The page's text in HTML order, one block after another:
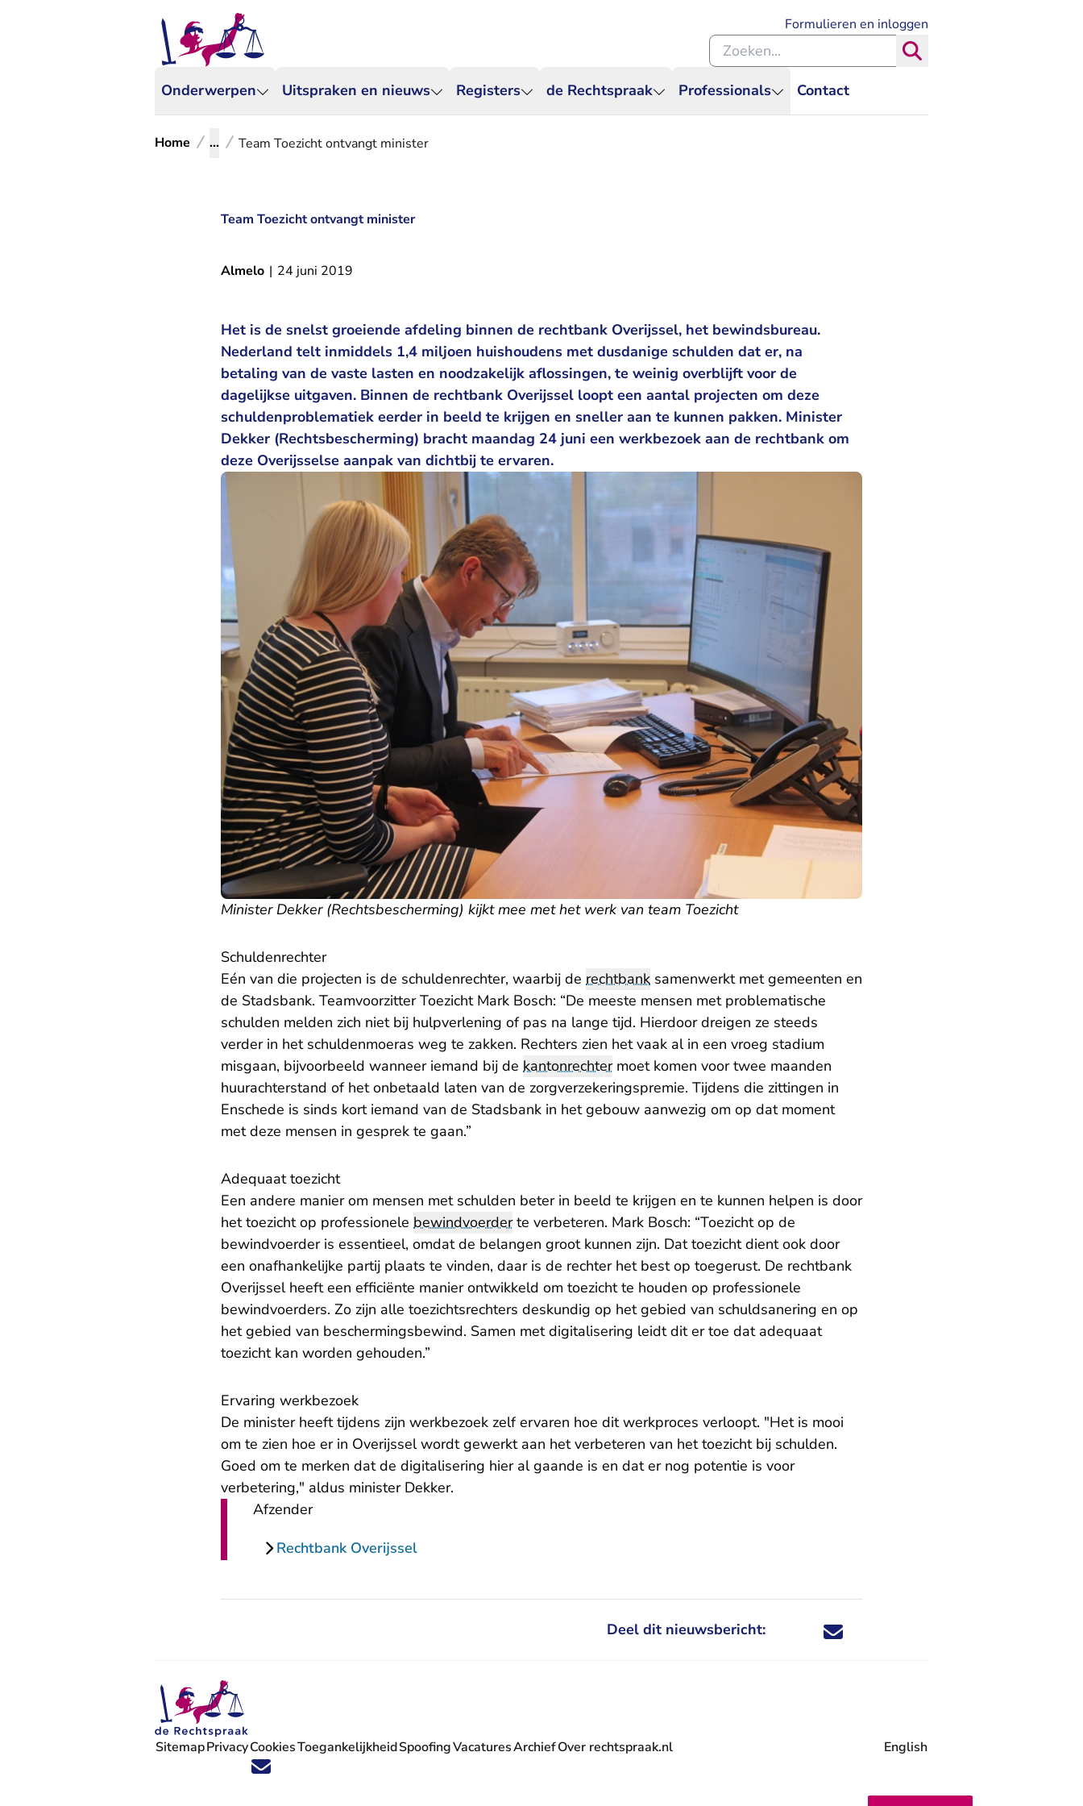
Onderwerpen Uitspraken en nieuws Registers de Rechtspraak Professionals Contact
Formulieren en inloggen
Zoeken binnen de Rechtspraak
Home ... Team Toezicht ontvangt minister
Team Toezicht ontvangt minister
Almelo | 24 juni 2019
Het is de snelst groeiende afdeling binnen de rechtbank Overijssel, het bewindsbureau.
Nederland telt inmiddels 1,4 miljoen huishoudens met dusdanige schulden dat er, na
betaling van de vaste lasten en noodzakelijk aflossingen, te weinig overblijft voor de
dagelijkse uitgaven. Binnen de rechtbank Overijssel loopt een aantal projecten om deze
schuldenproblematiek eerder in beeld te krijgen en sneller aan te kunnen pakken. Minister
Dekker (Rechtsbescherming) bracht maandag 24 juni een werkbezoek aan de rechtbank om
deze Overijsselse aanpak van dichtbij te ervaren.
Minister Dekker (Rechtsbescherming) kijkt mee met het werk van team Toezicht
Schuldenrechter
Eén van die projecten is de schuldenrechter, waarbij de rechtbank samenwerkt met gemeenten en
de Stadsbank. Teamvoorzitter Toezicht Mark Bosch: “De meeste mensen met problematische
schulden melden zich niet bij hulpverlening of pas na lange tijd. Hierdoor dreigen ze steeds
verder in het schuldenmoeras weg te zakken. Rechters zien het vaak al in een vroeg stadium
misgaan, bijvoorbeeld wanneer iemand bij de kantonrechtermoet komen voor twee maanden
huurachterstand of het onbetaald laten van de zorgverzekeringspremie. Tijdens die zittingen in
Enschede is sinds kort iemand van de Stadsbank in het gebouw aanwezig om op dat moment
met deze mensen in gesprek te gaan.”
Adequaat toezicht
Een andere manier om mensen met schulden beter in beeld te krijgen en te kunnen helpen is door
het toezicht op professionele bewindvoerderte verbeteren. Mark Bosch: “Toezicht op de
bewindvoerder is essentieel, omdat de belangen groot kunnen zijn. Dat toezicht dient ook door
een onafhankelijke partij plaats te vinden, daar is de rechter het best op toegerust. De rechtbank
Overijssel heeft een efficiënte manier ontwikkeld om toezicht te houden op professionele
bewindvoerders. Zo zijn alle toezichtsrechters deskundig op het gebied van schuldsanering en op
het gebied van beschermingsbewind. Samen met digitalisering leidt dit er toe dat adequaat
toezicht kan worden gehouden.”
Ervaring werkbezoek
De minister heeft tijdens zijn werkbezoek zelf ervaren hoe dit werkproces verloopt. "Het is mooi
om te zien hoe er in Overijssel wordt gewerkt aan het verbeteren van het toezicht bij schulden.
Goed om te merken dat de digitalisering hier al gaande is en dat er nog potentie is voor
verbetering," aldus minister Dekker.
Afzender
Rechtbank Overijssel
Deel dit nieuwsbericht: Deel dit nieuwsbericht via X - U verlaat
Deel dit nieuwsbericht via Facebook - U
Deel dit nieuwsbericht via e-mail
Deel dit nieuwsbericht via LinkedIn - U
Volg ons op X (Twitter) - U verlaat Rechtspraak.nl
Volg ons op Facebook - U verlaat Rechtspraak.nl
Volg ons op Instagram - U verlaat Rechtspraak.nl
Volg ons op Youtube - U verlaat Rechtspraak.nl
Volg ons op LinkedIn - U verlaat Rechtspraak.nl
'Blijf op de hoogte' nieuwsbrief - U verlaat Rechtspraak.nl
SitemapPrivacyCookiesToegankelijkheidSpoofingVacatures
- U verlaat Rechtspraak.nl
ArchiefOver rechtspraak.nl English